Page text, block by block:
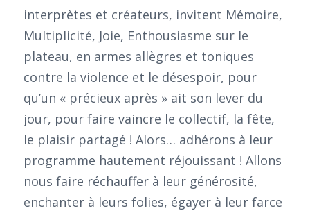
interprètes et créateurs, invitent Mémoire,
Multiplicité, Joie, Enthousiasme sur le
plateau, en armes allègres et toniques
contre la violence et le désespoir, pour
qu’un « précieux après » ait son lever du
jour, pour faire vaincre le collectif, la fête,
le plaisir partagé ! Alors… adhérons à leur
programme hautement réjouissant ! Allons
nous faire réchauffer à leur générosité,
enchanter à leurs folies, égayer à leur farce